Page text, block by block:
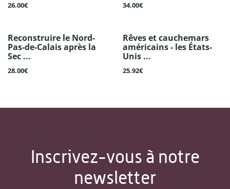
26.00€ 34.00€
Reconstruire le Nord-
Pas-de-Calais après la
Sec ...
28.00€
Rêves et cauchemars
américains - les États-
Unis ...
25.92€
Inscrivez-vous à notre
newsletter